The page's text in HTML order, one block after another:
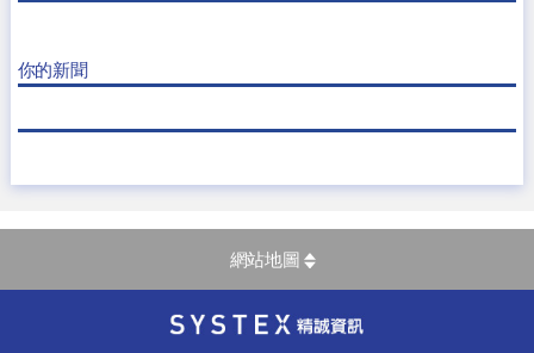
你的新聞
網站地圖